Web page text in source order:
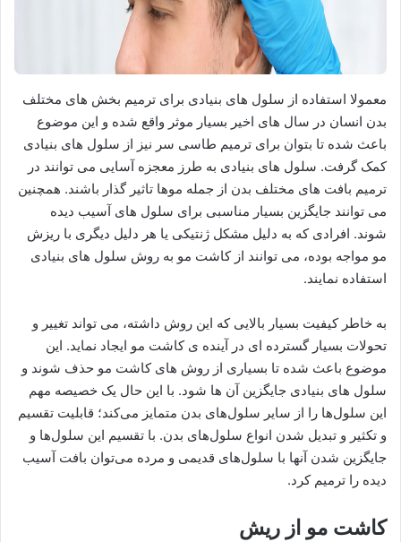
معمولا استفاده از سلول های بنیادی برای ترمیم بخش های مختلف
بدن انسان در سال های اخیر بسیار موثر واقع شده و این موضوع
باعث شده تا بتوان برای ترمیم طاسی سر نیز از سلول های بنیادی
کمک گرفت. سلول های بنیادی به طرز معجزه آسایی می توانند در
ترمیم بافت های مختلف بدن از جمله موها تاثیر گذار باشند. همچنین
می توانند جایگزین بسیار مناسبی برای سلول های آسیب دیده
شوند. افرادی که به دلیل مشکل ژنتیکی یا هر دلیل دیگری با ریزش
مو مواجه بوده، می توانند از کاشت مو به روش سلول های بنیادی
استفاده نمایند.
به خاطر کیفیت بسیار بالایی که این روش داشته، می تواند تغییر و
تحولات بسیار گسترده ای در آینده ­ی کاشت مو ایجاد نماید. این
موضوع باعث شده تا بسیاری از روش های کاشت مو حذف شوند و
سلول های بنیادی جایگزین آن ها شود. با این حال یک خصیصه مهم
این سلول‌ها را از سایر سلول‌های بدن متمایز می‌کند؛ قابلیت تقسیم
و تکثیر و تبدیل شدن انواع سلول‌های بدن. با تقسیم این سلول‌ها و
جایگزین شدن آنها با سلول‌های قدیمی و مرده می‌توان بافت آسیب
دیده را ترمیم کرد.
کاشت مو از ریش